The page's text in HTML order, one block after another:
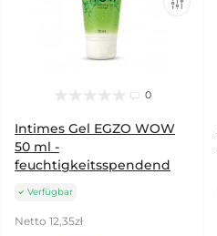
0
Intimes Gel EGZO WOW
50 ml -
feuchtigkeitsspendend
Verfügbar
Netto 12,35zł